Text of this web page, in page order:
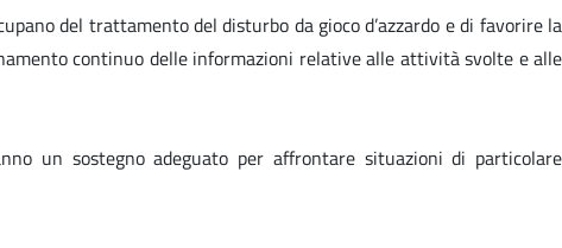
del trattamento del disturbo da gioco d’azzardo e di favorire la
continuo delle informazioni relative alle attività svolte e alle
un sostegno adeguato per affrontare situazioni di particolare